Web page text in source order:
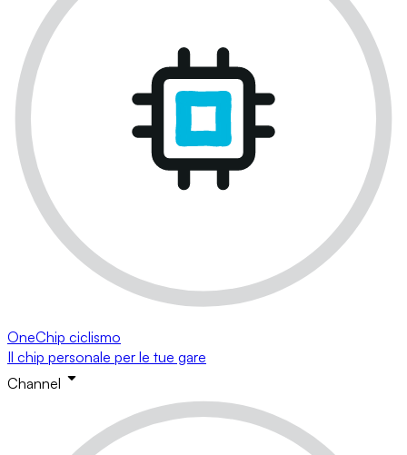
OneChip ciclismo
Il chip personale per le tue gare
Channel